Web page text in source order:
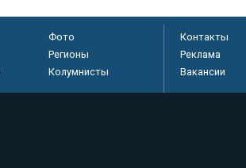
Фото
Регионы
Колумнисты
Контакты
Реклама
Вакансии